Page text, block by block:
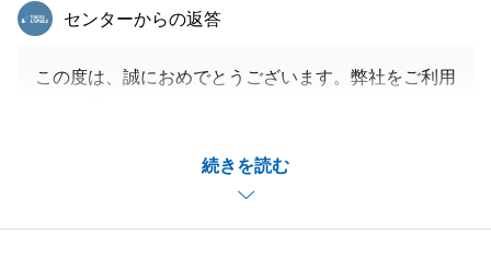
続きを読む
東急リバブル
センターからの返答
この度は、誠におめでとうございます。弊社をご利用
件でございましたが、早め早めの準備を進めていき、
ご決済に間に合うことができました。
_長く物件を探されていたとお伺いしておりました